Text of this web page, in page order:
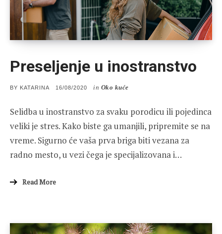
Preseljenje u inostranstvo
BY KATARINA
POSTED
16/08/2020 in Oko kuće
Selidba u inostranstvo za svaku porodicu ili pojedinca
veliki je stres. Kako biste ga umanjili, pripremite se na
vreme. Sigurno će vaša prva briga biti vezana za
radno mesto, u vezi čega je specijalizovana i…
Read More